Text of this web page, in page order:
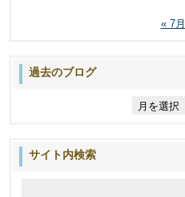
« 7月
過去のブログ
サイト内検索